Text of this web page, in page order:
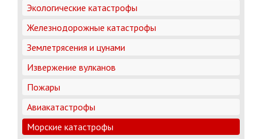
Экологические катастрофы
Железнодорожные катастрофы
Землетрясения и цунами
Извержение вулканов
Пожары
Авиакатастрофы
Морские катастрофы